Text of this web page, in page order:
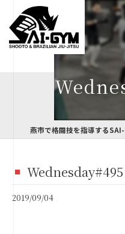
Wednesday#495
2019/09/04